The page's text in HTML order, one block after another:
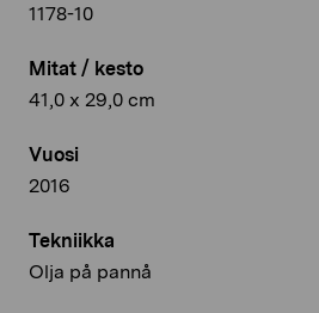
1178-10
Mitat / kesto
41,0 x 29,0 cm
Vuosi
2016
Tekniikka
Olja på pannå